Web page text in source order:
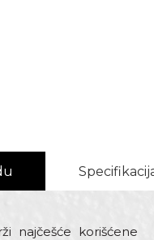
najčešće korišćene